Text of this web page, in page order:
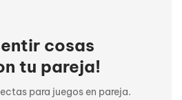
cosas
tu pareja!
para juegos en pareja.